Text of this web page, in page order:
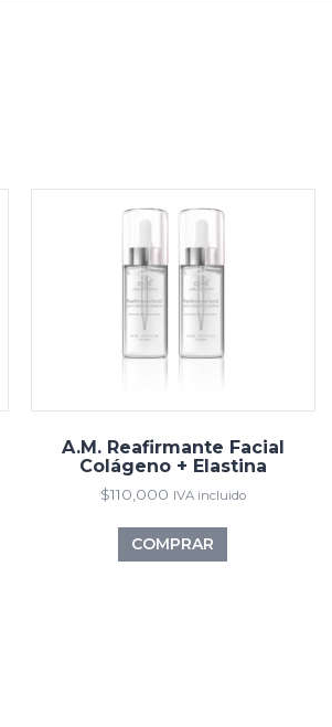
A.M. Reafirmante Facial
Colágeno + Elastina
$110,000 IVA incluido
COMPRAR